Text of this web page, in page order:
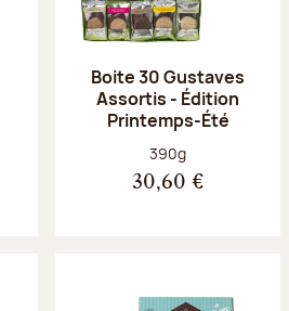
Boite 30 Gustaves
Assortis - Édition
Printemps-Été
Poids net :
390g
30,60 €